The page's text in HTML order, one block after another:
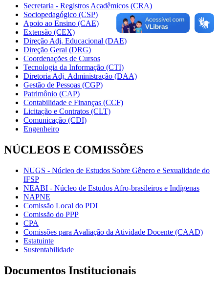
Secretaria - Registros Acadêmicos (CRA)
Sociopedagógico (CSP)
Apoio ao Ensino (CAE)
Extensão (CEX)
Direção Adj. Educacional (DAE)
Direção Geral (DRG)
Coordenações de Cursos
Tecnologia da Informação (CTI)
Diretoria Adj. Administração (DAA)
Gestão de Pessoas (CGP)
Patrimônio (CAP)
Contabilidade e Finanças (CCF)
Licitação e Contratos (CLT)
Comunicação (CDI)
Engenheiro
NÚCLEOS E COMISSÕES
NUGS - Núcleo de Estudos Sobre Gênero e Sexualidade do
IFSP
NEABI - Núcleo de Estudos Afro-brasileiros e Indígenas
NAPNE
Comissão Local do PDI
Comissão do PPP
CPA
Comissões para Avaliação da Atividade Docente (CAAD)
Estatuinte
Sustentabilidade
Documentos Institucionais